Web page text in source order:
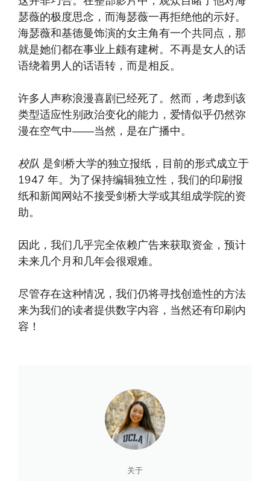
瑟薇的极度思念，而海瑟薇一再拒绝他的示好。
海瑟薇和基德曼饰演的女主角有一个共同点，那
就是她们都在事业上颇有建树。不再是女人的话
语绕着男人的话语转，而是相反。
许多人声称浪漫喜剧已经死了。然而，考虑到该
类型适应性别政治变化的能力，爱情似乎仍然弥
漫在空气中——当然，是在广播中。
校队 是剑桥大学的独立报纸，目前的形式成立于
1947 年。为了保持编辑独立性，我们的印刷报
纸和新闻网站不接受剑桥大学或其组成学院的资
助。
因此，我们几乎完全依赖广告来获取资金，预计
未来几个月和几年会很艰难。
尽管存在这种情况，我们仍将寻找创造性的方法
来为我们的读者提供数字内容，当然还有印刷内
容！
关于